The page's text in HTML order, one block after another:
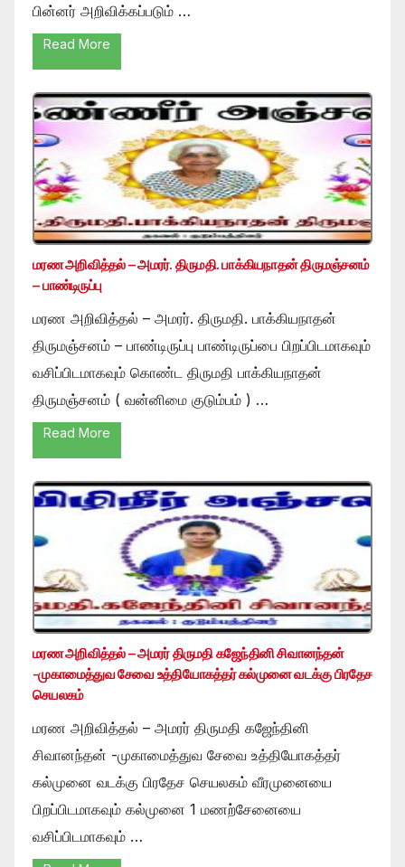
பின்னர் அறிவிக்கப்படும் …
Read More
மரண அறிவித்தல் – அமரர். திருமதி. பாக்கியநாதன் திருமஞ்சனம்
– பாண்டிருப்பு
மரண அறிவித்தல் – அமரர். திருமதி. பாக்கியநாதன்
திருமஞ்சனம் – பாண்டிருப்பு பாண்டிருப்பை பிறப்பிடமாகவும்
வசிப்பிடமாகவும் கொண்ட திருமதி பாக்கியநாதன்
திருமஞ்சனம் ( வன்னிமை குடும்பம் ) …
Read More
மரண அறிவித்தல் – அமரர் திருமதி கஜேந்தினி சிவானந்தன்
-முகாமைத்துவ சேவை உத்தியோகத்தர் கல்முனை வடக்கு பிரதேச
செயலகம்
மரண அறிவித்தல் – அமரர் திருமதி கஜேந்தினி
சிவானந்தன் -முகாமைத்துவ சேவை உத்தியோகத்தர்
கல்முனை வடக்கு பிரதேச செயலகம் வீரமுனையை
பிறப்பிடமாகவும் கல்முனை 1 மணற்சேனையை
வசிப்பிடமாகவும் …